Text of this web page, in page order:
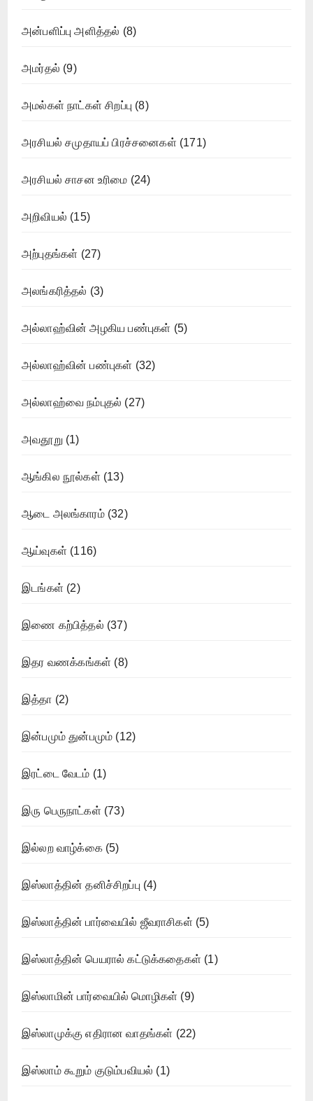
அன்பளிப்பு அளித்தல் (8)
அமர்தல் (9)
அமல்கள் நாட்கள் சிறப்பு (8)
அரசியல் சமுதாயப் பிரச்சனைகள் (171)
அரசியல் சாசன உரிமை (24)
அறிவியல் (15)
அற்புதங்கள் (27)
அலங்கரித்தல் (3)
அல்லாஹ்வின் அழகிய பண்புகள் (5)
அல்லாஹ்வின் பண்புகள் (32)
அல்லாஹ்வை நம்புதல் (27)
அவதூறு (1)
ஆங்கில நூல்கள் (13)
ஆடை அலங்காரம்(32)
ஆய்வுகள் (116)
இடங்கள் (2)
இணை கற்பித்தல் (37)
இதர வணக்கங்கள் (8)
இத்தா (2)
இன்பமும் துன்பமும் (12)
இரட்டை வேடம் (1)
இரு பெருநாட்கள் (73)
இல்லற வாழ்க்கை(5)
இஸ்லாத்தின் தனிச்சிறப்பு (4)
இஸ்லாத்தின் பார்வையில் ஜீவராசிகள் (5)
இஸ்லாத்தின் பெயரால் கட்டுக்கதைகள் (1)
இஸ்லாமின் பார்வையில் மொழிகள் (9)
இஸ்லாமுக்கு எதிரான வாதங்கள் (22)
இஸ்லாம் கூறும் குடும்பவியல் (1)